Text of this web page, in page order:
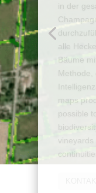
beteiligte
Project,
TerraNIS
Plattform
mit dem
und
Gebiet